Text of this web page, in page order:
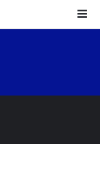
مقال